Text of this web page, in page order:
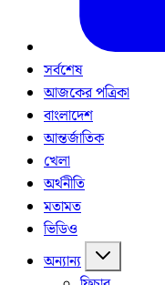
সর্বশেষ
আজকের পত্রিকা
বাংলাদেশ
আন্তর্জাতিক
খেলা
অর্থনীতি
মতামত
ভিডিও
অন্যান্য